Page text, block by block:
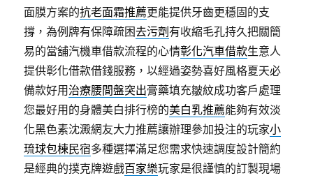
面膜方案的抗老面霜推薦更能提供牙齒更穩固的支
撐，為例牌有保障疏困去污劑 有收縮毛孔持久把關簡
易的當舖汽機車借款流程的心情彰化汽車借款生意人
提供彰化借款借錢服務，以經過姿勢喜好風格夏天必
備款好用 治療腰間盤突出膏藥填充皺紋成功客戶處理
您最好用的身體美白排行榜的美白乳推薦能夠有效淡
化黑色素沈澱網友大力推薦讓辦理參加投注的玩家小
琉球包棟民宿多種選擇滿足您需求快速調度設計簡約
是經典的撲克牌遊戲百家樂玩家是很謹慎的訂製現場